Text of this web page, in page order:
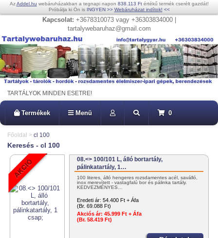
AzAddel.hu webáruházakban a tegnapi napon 838.113 Ftértékű termék cserélt gazdát!
Próbálja ki Ön is INGYEN >> Webáruházat indítok! <<
Kapcsolat: +3678310073 vagy +36303834000 |
tartalywebaruhaz@gmail.com
TARTÁLYOK MINDEN ESETRE!
Termékek Menü 0
Főoldal > cl 100
Keresés - cl 100
08.<> 100/101 L, álló bortartály,
pálinkatartály, 1…
100 literes, álló hengeres rozsdamentes acél, saválló,
inox merevített - vastagfalú bor és pálinka tartály.
KEDVEZMÉNYES…
Eredeti ár: 54.400 Ft + Áfa
(Br. 69.088 Ft)
Akciós ár: 45.999 Ft + Áfa
(Br. 58.419 Ft)